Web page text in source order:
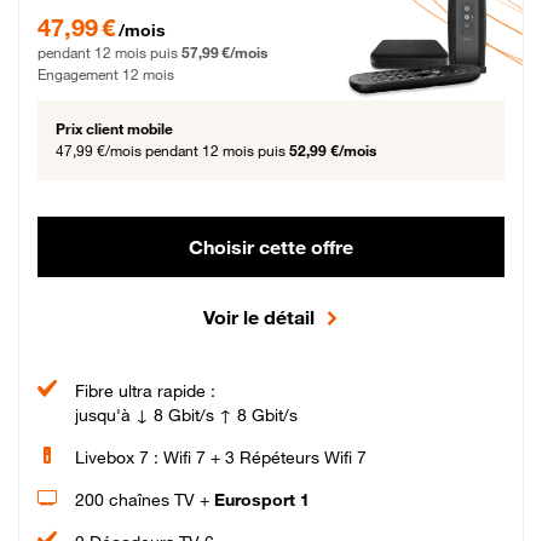
47,99 € par mois pendant 12 mois puis 57,99 € par mois, Engagement 12 mois
47,99 €/mois
pendant 12 mois puis 57,99 €/mois
Engagement 12 mois
Prix client mobile
47,99 €/mois pendant 12 mois puis 52,99 €/mois
Choisir cette offre
Voir le détail
Fibre ultra rapide :
jusqu'à ↓ 8 Gbit/s ↑ 8 Gbit/s
Livebox 7 : Wifi 7 + 3 Répéteurs Wifi 7
200 chaînes TV + Eurosport 1